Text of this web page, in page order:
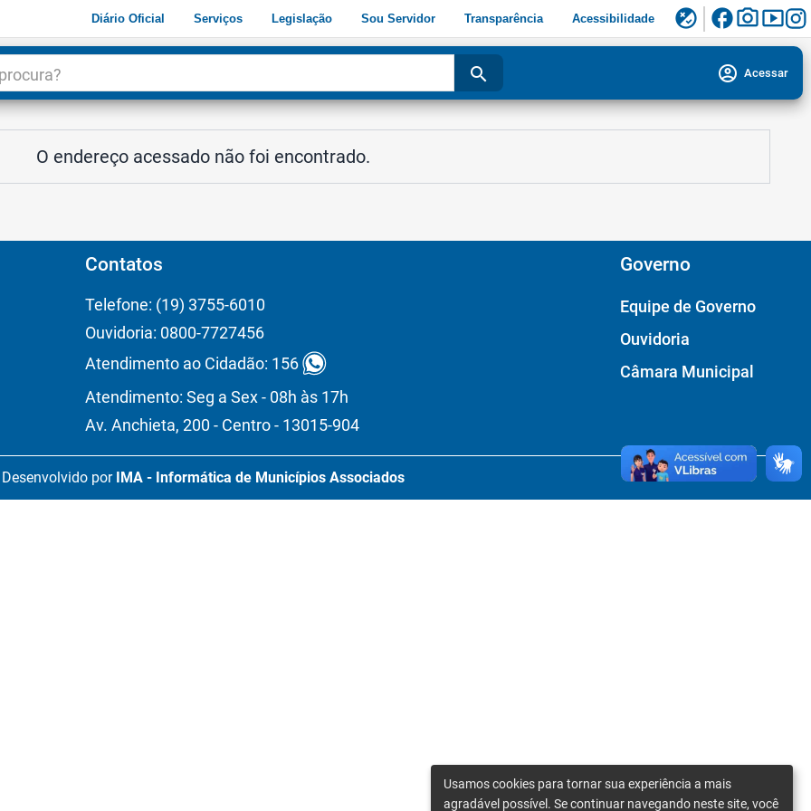
Diário Oficial Serviços Legislação Sou Servidor Transparência Acessibilidade flaky facebookphoto_camerasmart_display
search account_circle Acessar
O endereço acessado não foi encontrado.
Contatos
Telefone: (19) 3755-6010
Ouvidoria: 0800-7727456
Atendimento ao Cidadão: 156
Atendimento: Seg a Sex - 08h às 17h
Av. Anchieta, 200 - Centro - 13015-904
Governo
Equipe de Governo
Ouvidoria
Câmara Municipal
Desenvolvido por IMA - Informática de Municípios Associados
Usamos cookies para tornar sua experiência a mais
agradável possível. Se continuar navegando neste site, você